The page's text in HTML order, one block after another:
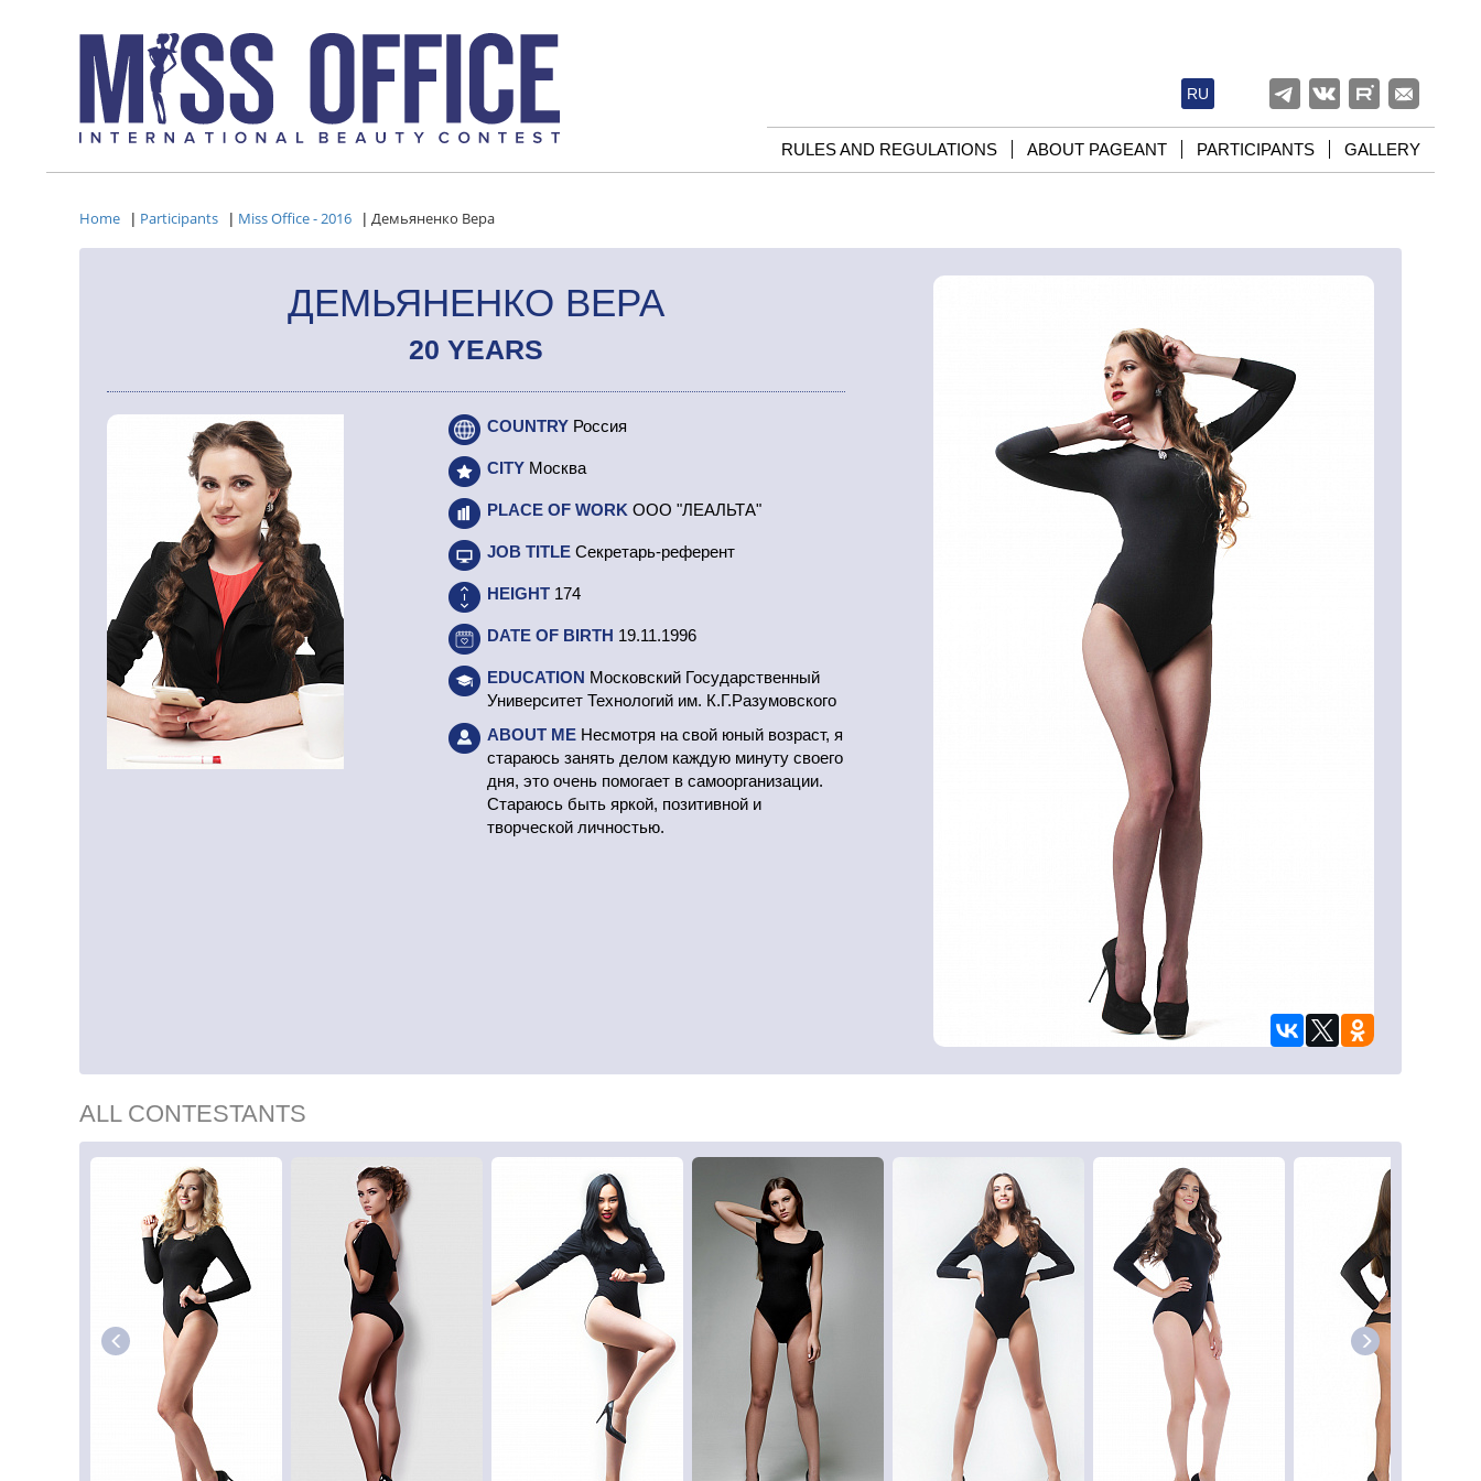
RU
RULES AND REGULATIONS ABOUT PAGEANT PARTICIPANTS GALLERY
Home | Participants | Miss Office - 2016 | Демьяненко Вера
ДЕМЬЯНЕНКО ВЕРА
20 YEARS
COUNTRY Россия
CITY Москва
PLACE OF WORK ООО "ЛЕАЛЬТА"
JOB TITLE Секретарь-референт
HEIGHT 174
DATE OF BIRTH 19.11.1996
EDUCATION Московский Государственный
Университет Технологий им. К.Г.Разумовского
ABOUT ME Несмотря на свой юный возраст, я
стараюсь занять делом каждую минуту своего
дня, это очень помогает в самоорганизации.
Стараюсь быть яркой, позитивной и
творческой личностью.
ALL CONTESTANTS